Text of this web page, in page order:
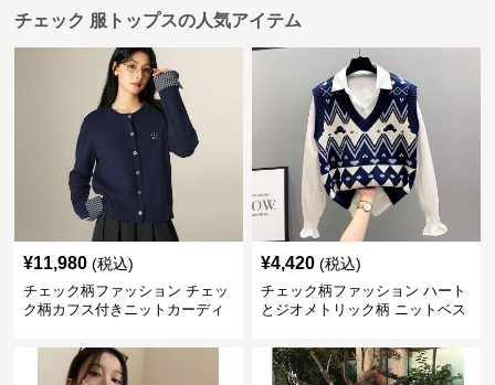
チェック 服トップスの人気アイテム
¥11,980 (税込)
チェック柄ファッション チェッ
ク柄カフス付きニットカーディ
¥4,420 (税込)
チェック柄ファッション ハート
とジオメトリック柄 ニットベス